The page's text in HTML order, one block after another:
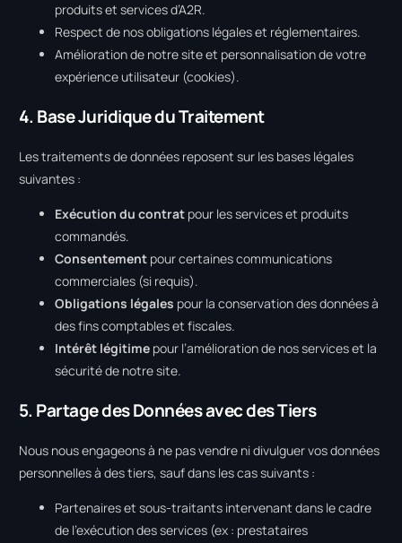
produits et services d’A2R.
Respect de nos obligations légales et réglementaires.
Amélioration de notre site et personnalisation de votre
expérience utilisateur (cookies).
4. Base Juridique du Traitement
Les traitements de données reposent sur les bases légales
suivantes :
Exécution du contratpour les services et produits
commandés.
Consentementpour certaines communications
commerciales (si requis).
Obligations légales pour la conservation des données à
des fins comptables et fiscales.
Intérêt légitimepour l’amélioration de nos services et la
sécurité de notre site.
5. Partage des Données avec des Tiers
Nous nous engageons à ne pas vendre ni divulguer vos données
personnelles à des tiers, sauf dans les cas suivants :
Partenaires et sous-traitants intervenant dans le cadre
de l’exécution des services (ex : prestataires